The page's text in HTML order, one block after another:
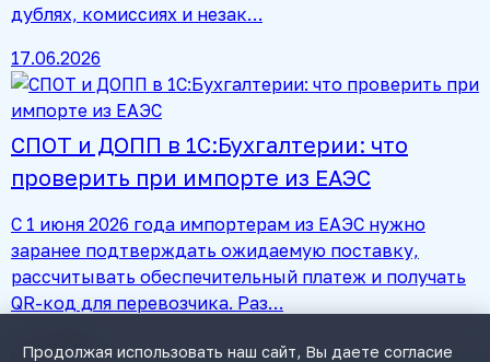
дублях, комиссиях и незак…
17.06.2026
СПОТ и ДОПП в 1С:Бухгалтерии: что
проверить при импорте из ЕАЭС
С 1 июня 2026 года импортерам из ЕАЭС нужно
заранее подтверждать ожидаемую поставку,
рассчитывать обеспечительный платеж и получать
QR-код для перевозчика. Раз…
Продолжая использовать наш сайт, Вы даете согласие